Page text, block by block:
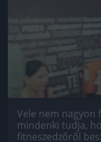
Vele nem nagyon
mindenki tudja,
fitneszedzőről